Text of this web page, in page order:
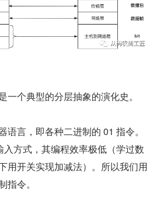
一个典型的分层抽象的演化史。
语言，即各种二进制的 01 指令。
方式，其编程效率极低（学过数
用开关实现加减法）。所以我们用
令。